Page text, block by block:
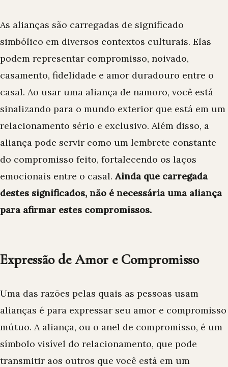
As alianças são carregadas de significado
simbólico em diversos contextos culturais. Elas
podem representar compromisso, noivado,
casamento, fidelidade e amor duradouro entre o
casal. Ao usar uma aliança de namoro, você está
sinalizando para o mundo exterior que está em um
relacionamento sério e exclusivo. Além disso, a
aliança pode servir como um lembrete constante
do compromisso feito, fortalecendo os laços
emocionais entre o casal. Ainda que carregada
destes significados, não é necessária uma aliança
para afirmar estes compromissos.
Expressão de Amor e Compromisso
Uma das razões pelas quais as pessoas usam
alianças é para expressar seu amor e compromisso
mútuo. A aliança, ou o anel de compromisso, é um
símbolo visível do relacionamento, que pode
transmitir aos outros que você está em um